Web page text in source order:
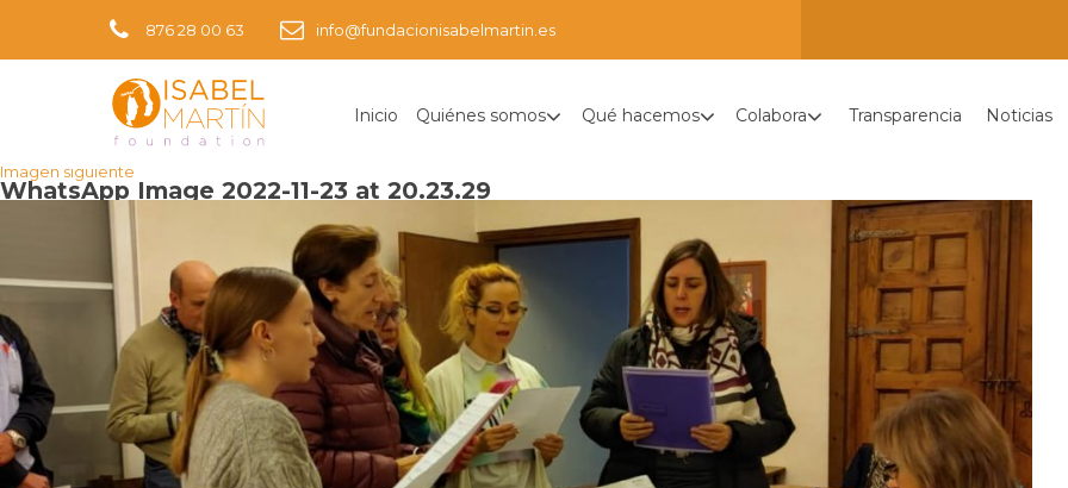
876 28 00 63 info@fundacionisabelmartin.es
Inicio Quiénes somos Qué hacemos Colabora Transparencia Noticias
Imagen siguiente
WhatsApp Image 2022-11-23 at 20.23.29